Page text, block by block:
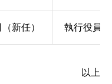
新任） 執行役員
以上